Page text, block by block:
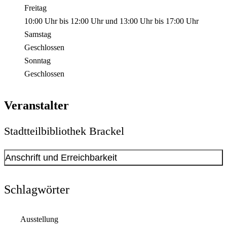
Freitag
10:00 Uhrbis 12:00 Uhrund 13:00 Uhrbis 17:00 Uhr
Samstag
Geschlossen
Sonntag
Geschlossen
Veranstalter
Stadtteilbibliothek Brackel
Anschrift und Erreichbarkeit
Anschrift
Schlagwörter
Ausstellung